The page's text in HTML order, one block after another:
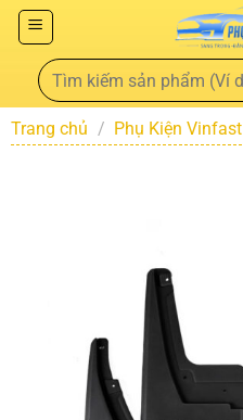
Trang chủ / Phụ Kiện Vinfast